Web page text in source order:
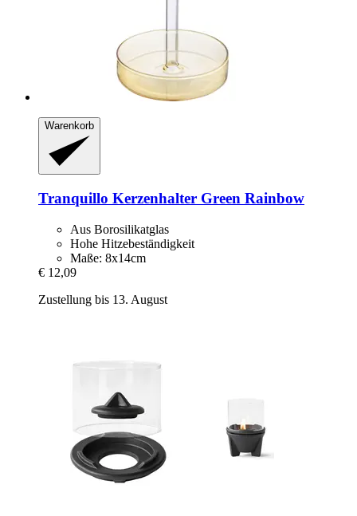
Warenkorb
Tranquillo Kerzenhalter Green Rainbow
Aus Borosilikatglas
Hohe Hitzebeständigkeit
Maße: 8x14cm
€ 12,09
Zustellung bis 13. August